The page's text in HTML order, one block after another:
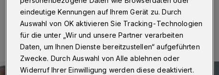
18.09.2022 , 10:00 Uhr
eindeutige Kennungen auf Ihrem Gerät zu. Durch
Auswahl von OK aktivieren Sie Tracking-Technologien
für die unter „Wir und unsere Partner verarbeiten
Daten, um Ihnen Dienste bereitzustellen“ aufgeführten
Zwecke. Durch Auswahl von Alle ablehnen oder
Widerruf Ihrer Einwilligung werden diese deaktiviert.